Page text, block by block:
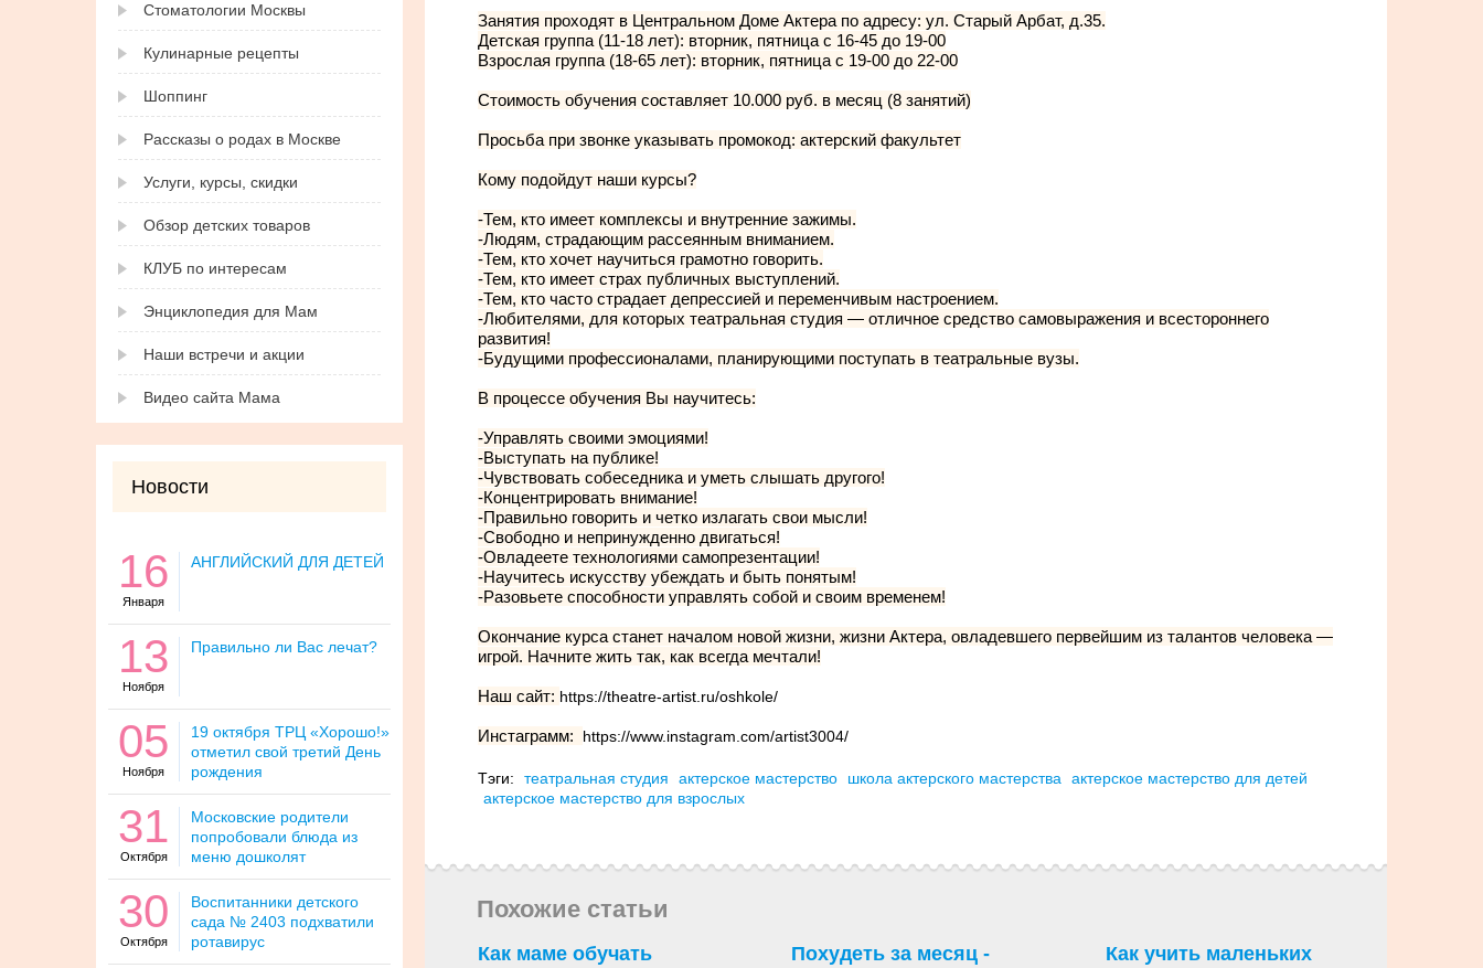
Стоматологии Москвы
Кулинарные рецепты
Шоппинг
Рассказы о родах в Москве
Услуги, курсы, скидки
Обзор детских товаров
КЛУБ по интересам
Энциклопедия для Мам
Наши встречи и акции
Видео сайта Мама
Новости
16
Января
АНГЛИЙСКИЙ ДЛЯ ДЕТЕЙ
13
Ноября
Правильно ли Вас лечат?
05
Ноября
19 октября ТРЦ «Хорошо!»
отметил свой третий День
рождения
31
Октября
Московские родители
попробовали блюда из
меню дошколят
30
Октября
Воспитанники детского
сада № 2403 подхватили
ротавирус
Занятия проходят в Центральном Доме Актера по адресу: ул. Старый Арбат, д.35.
Детская группа (11-18 лет): вторник, пятница с 16-45 до 19-00
Взрослая группа (18-65 лет): вторник, пятница с 19-00 до 22-00
Стоимость обучения составляет 10.000 руб. в месяц (8 занятий)
Просьба при звонке указывать промокод: актерский факультет
Кому подойдут наши курсы?
-Тем, кто имеет комплексы и внутренние зажимы.
-Людям, страдающим рассеянным вниманием.
-Тем, кто хочет научиться грамотно говорить.
-Тем, кто имеет страх публичных выступлений.
-Тем, кто часто страдает депрессией и переменчивым настроением.
-Любителями, для которых театральная студия — отличное средство самовыражения и всестороннего
развития!
-Будущими профессионалами, планирующими поступать в театральные вузы.
В процессе обучения Вы научитесь:
-Управлять своими эмоциями!
-Выступать на публике!
-Чувствовать собеседника и уметь слышать другого!
-Концентрировать внимание!
-Правильно говорить и четко излагать свои мысли!
-Свободно и непринужденно двигаться!
-Овладеете технологиями самопрезентации!
-Научитесь искусству убеждать и быть понятым!
-Разовьете способности управлять собой и своим временем!
Окончание курса станет началом новой жизни, жизни Актера, овладевшего первейшим из талантов человека —
игрой. Начните жить так, как всегда мечтали!
Наш сайт: https://theatre-artist.ru/oshkole/
Инстаграмм: https://www.instagram.com/artist3004/
Тэги: театральная студия актерское мастерство школа актерского мастерства
актерское мастерство для детей
актерское мастерство для взрослых
Похожие статьи
Как маме обучать
Похудеть за месяц -
Как учить маленьких